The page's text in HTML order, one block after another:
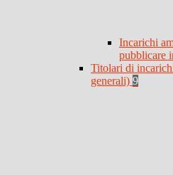
Incarichi
pubblicare
Titolari di
generali) 9